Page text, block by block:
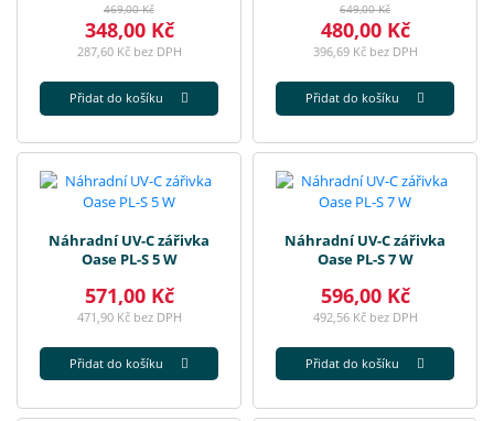
469,00 Kč
348,00 Kč
287,60 Kč bez DPH
Přidat do košíku
649,00 Kč
480,00 Kč
396,69 Kč bez DPH
Přidat do košíku
Náhradní UV-C zářivka
Oase PL-S 5 W
571,00 Kč
471,90 Kč bez DPH
Přidat do košíku
Náhradní UV-C zářivka
Oase PL-S 7 W
596,00 Kč
492,56 Kč bez DPH
Přidat do košíku